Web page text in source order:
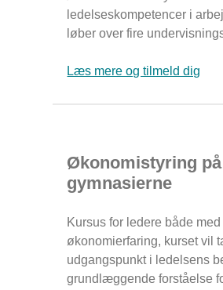
ledelseskompetencer i
løber over fire
Læs mere og tilmeld dig
Økonomistyring på
gymnasierne
Kursus for ledere både
økonomierfaring, kurset vil
udgangspunkt i ledelsens
grundlæggende forståelse